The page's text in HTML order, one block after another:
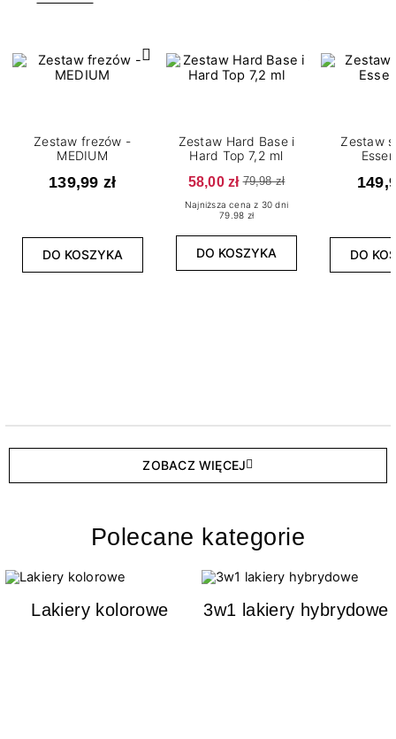
Zestaw frezów -
MEDIUM
139,99 zł
DO KOSZYKA
Zestaw Hard Base i
Hard Top 7,2 ml
58,00 zł 79,98 zł
Najniższa cena z 30 dni
79.98 zł
DO KOSZYKA
Zestaw
DO
ZOBACZ WIĘCEJ
Polecane kategorie
Lakiery kolorowe 3w1 lakiery hybrydowe